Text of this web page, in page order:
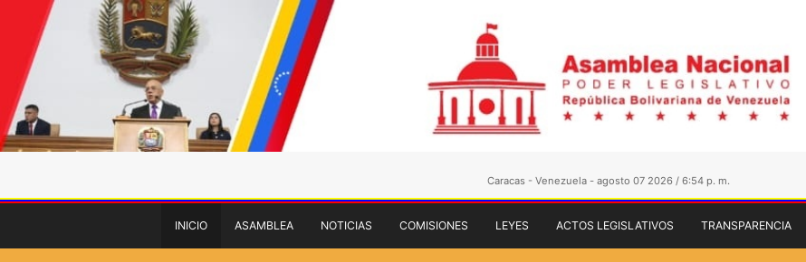
Caracas - Venezuela - agosto 07 2026 / 6:54 p. m.
INICIO ASAMBLEA NOTICIAS COMISIONES LEYES ACTOS LEGISLATIVOS TRANSPARENCIA